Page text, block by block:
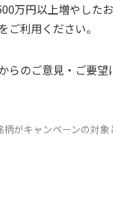
万円以上増やした
利用ください。
らのご意見・ご要
がキャンペーンの対象